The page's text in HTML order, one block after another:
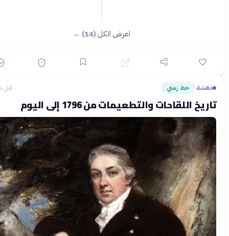
اعرض الكل (14) ←
› خط زمني قبل شهرين
اللقاحات والتطعيمات من 1796 إلى اليوم